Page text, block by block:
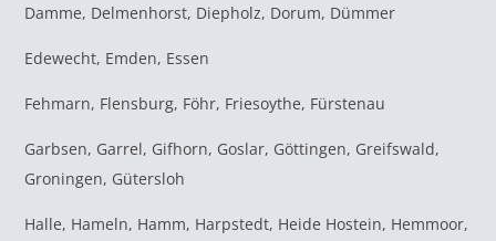
Damme, Delmenhorst, Diepholz, Dorum, Dümmer
Edewecht, Emden, Essen
Fehmarn, Flensburg, Föhr, Friesoythe, Fürstenau
Garbsen, Garrel, Gifhorn, Goslar, Göttingen, Greifswald,
Groningen, Gütersloh
Halle, Hameln, Hamm, Harpstedt, Heide Hostein, Hemmoor,